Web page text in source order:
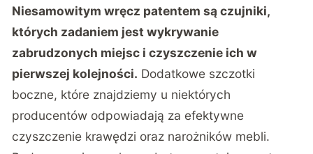
Niesamowitym wręcz patentem są czujniki,
których zadaniem jest wykrywanie
zabrudzonych miejsc i czyszczenie ich w
pierwszej kolejności. Dodatkowe szczotki
boczne, które znajdziemy u niektórych
producentów odpowiadają za efektywne
czyszczenie krawędzi oraz narożników mebli.